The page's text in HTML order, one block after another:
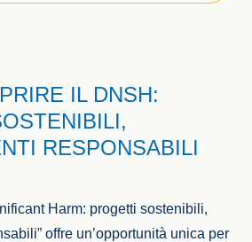
IL DNSH:
RESPONSABILI
Harm: progetti sostenibili,
offre un’opportunità unica per